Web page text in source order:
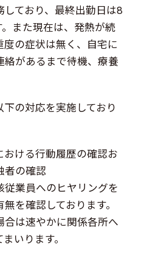
ており、最終出勤日は8
また現在は、発熱が続
の症状は無く、自宅に
絡があるまで待機、療養
の対応を実施しており
ける行動履歴の確認お
者の確認
業員へのヒヤリングを
を確認しております。
合は速やかに関係各所へ
いります。